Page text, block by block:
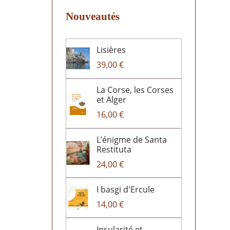
Nouveautés
Lisières
39,00 €
La Corse, les Corses
et Alger
16,00 €
L’énigme de Santa
Restituta
24,00 €
I basgi d'Ercule
14,00 €